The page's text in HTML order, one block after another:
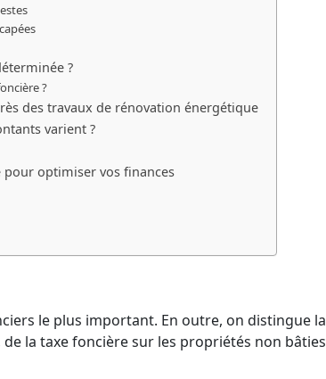
?
?
des travaux de rénovation énergétique
varient ?
optimiser vos finances
le plus important. En outre, on distingue la
la taxe foncière sur les propriétés non bâties